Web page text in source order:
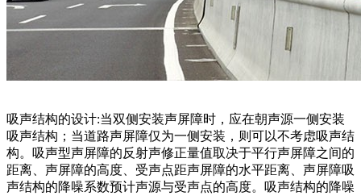
吸声结构的设计:当双侧安装声屏障时，应在朝声源一侧安装
吸声结构；当道路声屏障仅为一侧安装，则可以不考虑吸声结
构。吸声型声屏障的反射声修正量值取决于平行声屏障之间的
距离、声屏障的高度、受声点距声屏障的水平距离、声屏障吸
声结构的降噪系数预计声源与受声点的高度。吸声结构的降噪